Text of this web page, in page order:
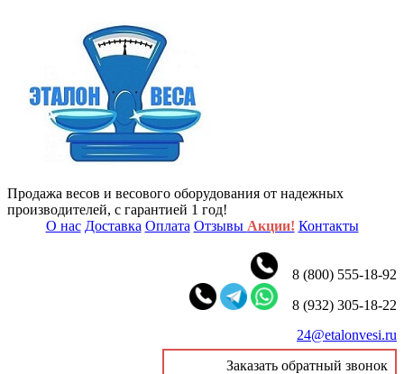
Продажа весов и весового оборудования от надежных
производителей, с гарантией 1 год!
О нас Доставка Оплата Отзывы Акции! Контакты
8 (800) 555-18-92
8 (932) 305-18-22
24@etalonvesi.ru
Заказать обратный звонок